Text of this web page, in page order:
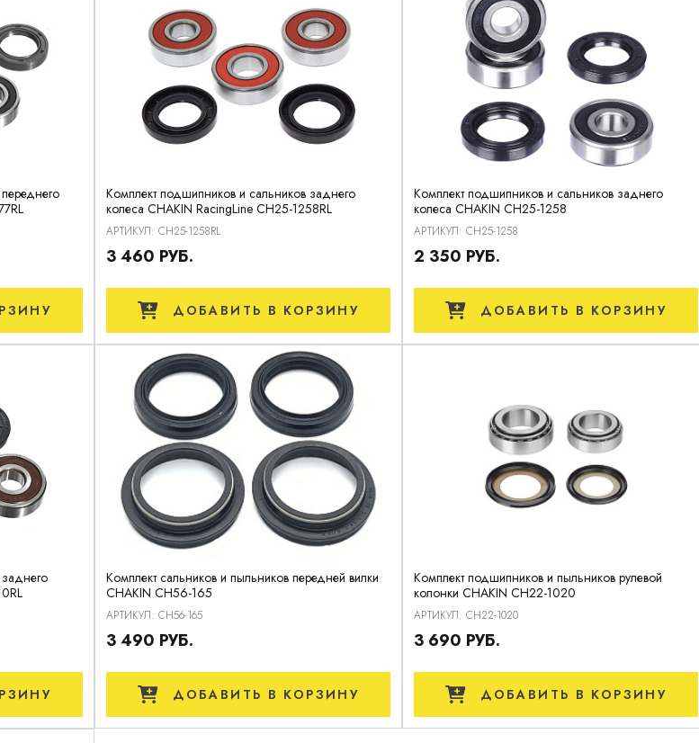
Комплект подшипников и сальников заднего
колеса CHAKIN RacingLine CH25-1258RL
АРТИКУЛ: CH25-1258RL
3 460 РУБ.
ДОБАВИТЬ В КОРЗИНУ
Комплект подшипников и сальников заднего
колеса CHAKIN CH25-1258
АРТИКУЛ: CH25-1258
2 350 РУБ.
ДОБАВИТЬ В КОРЗИНУ
Комплект сальников и пыльников передней вилки
CHAKIN CH56-165
АРТИКУЛ: CH56-165
3 490 РУБ.
ДОБАВИТЬ В КОРЗИНУ
Комплект подшипников и пыльников рулевой
колонки CHAKIN CH22-1020
АРТИКУЛ: CH22-1020
3 690 РУБ.
ДОБАВИТЬ В КОРЗИНУ